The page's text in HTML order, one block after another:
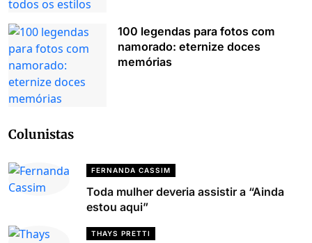
100 legendas para fotos com
namorado: eternize doces
memórias
Colunistas
FERNANDA CASSIM
Toda mulher deveria assistir a “Ainda
estou aqui”
THAYS PRETTI